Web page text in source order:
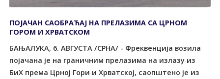
ПОЈАЧАН САОБРАЋАЈ НА ПРЕЛАЗИМА СА ЦРНОМ
ГОРОМ И ХРВАТСКОМ
БАЊАЛУКА, 6. АВГУСТА /СРНА/ - Фреквенција возила
појачана је на граничним прелазима на излазу из
БиХ према Црној Гори и Хрватској, саопштено је из